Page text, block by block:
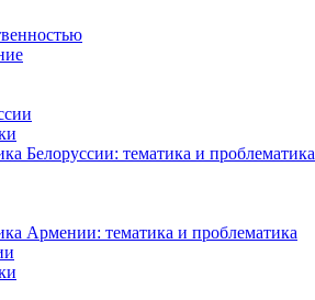
Белоруссии: тематика и проблематика
Армении: тематика и проблематика